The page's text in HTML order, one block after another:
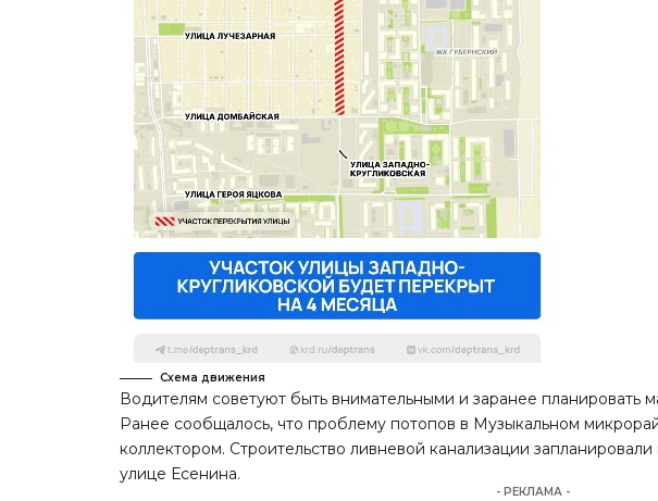
Схема движения
Водителям советуют быть внимательными и заранее планировать
Ранее сообщалось, что проблему потопов в Музыкальном
коллектором. Строительство ливневой канализации
улице Есенина.
- РЕКЛАМА -